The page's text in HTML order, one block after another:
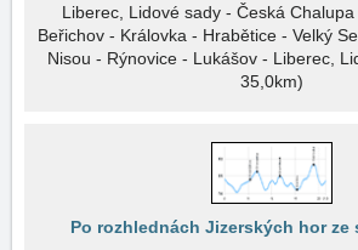
Liberec, Lidové sady - Česká
Beřichov - Královka - Hrabětice - Velký
Nisou - Rýnovice - Lukášov - Liberec,
35,0km)
Po rozhlednách Jizerských hor ze